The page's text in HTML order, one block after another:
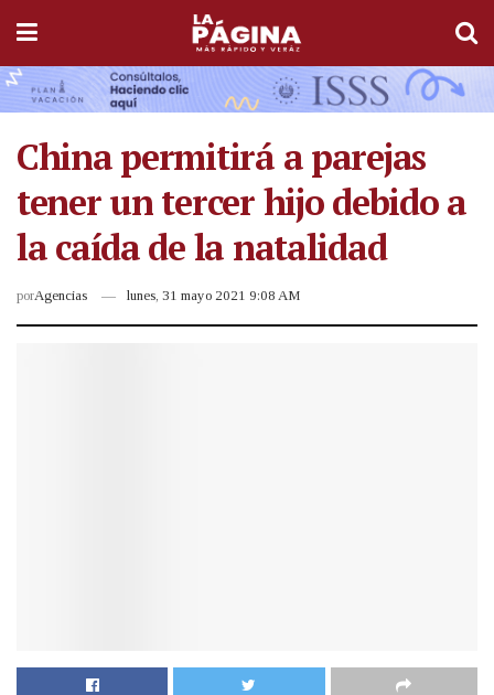
China permitirá a parejas
tener un tercer hijo debido a
la caída de la natalidad
porAgencias lunes, 31 mayo 2021 9:08 AM